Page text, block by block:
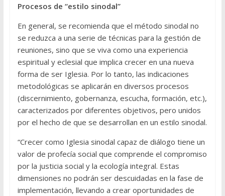
Procesos de “estilo sinodal”
En general, se recomienda que el método sinodal no
se reduzca a una serie de técnicas para la gestión de
reuniones, sino que se viva como una experiencia
espiritual y eclesial que implica crecer en una nueva
forma de ser Iglesia. Por lo tanto, las indicaciones
metodológicas se aplicarán en diversos procesos
(discernimiento, gobernanza, escucha, formación, etc.),
caracterizados por diferentes objetivos, pero unidos
por el hecho de que se desarrollan en un estilo sinodal.
“Crecer como Iglesia sinodal capaz de diálogo tiene un
valor de profecía social que comprende el compromiso
por la justicia social y la ecología integral. Estas
dimensiones no podrán ser descuidadas en la fase de
implementación, llevando a crear oportunidades de